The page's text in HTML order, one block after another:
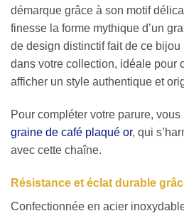
démarque grâce à son motif
finesse la forme mythique d’un
de design distinctif fait de ce
dans votre collection, idéale pour
afficher un style authentique et
Pour compléter votre parure,
graine de café plaqué or, qui
avec cette chaîne.
Résistance et éclat durable
Confectionnée en acier